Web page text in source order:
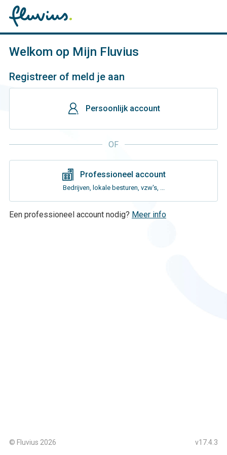
Welkom op Mijn Fluvius
Registreer of meld je aan
gebruiker Persoonlijk account
OF
gebouwen Professioneel account
Bedrijven, lokale besturen, vzw's, ...
Een professioneel account nodig? Meer info
© Fluvius 2026 v17.4.3